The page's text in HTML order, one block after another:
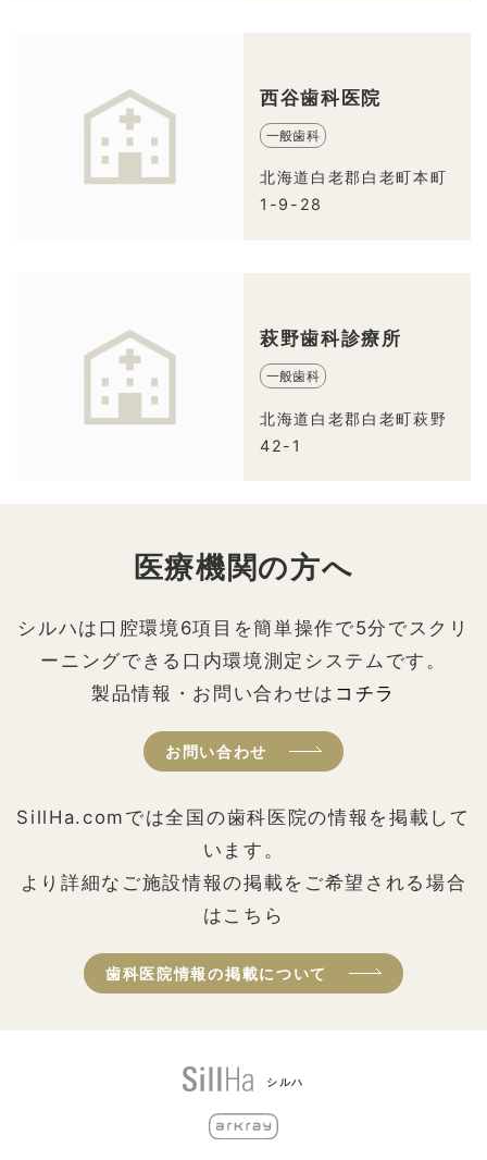
西谷歯科医院
一般歯科
北海道白老郡白老町本町
1-9-28
萩野歯科診療所
一般歯科
北海道白老郡白老町萩野
42-1
医療機関の方へ
シルハは口腔環境6項目を簡単操作で5分でスクリ
ーニングできる口内環境測定システムです。
製品情報・お問い合わせは コチラ
お問い合わせ
SillHa.comでは全国の歯科医院の情報を掲載して
います。
より詳細なご施設情報の掲載をご希望される場合
はこちら
歯科医院情報の掲載について
シルハ